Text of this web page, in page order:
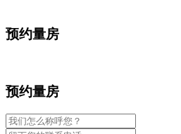
预约量房
预约量房